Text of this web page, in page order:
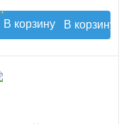
В корзину